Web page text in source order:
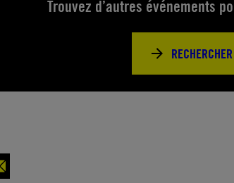
Trouvez d’autres événements
RECHERCHER